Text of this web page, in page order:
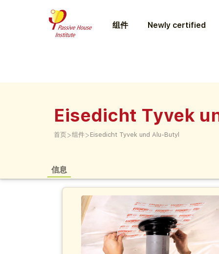
组件 Newly certified
Eisedicht Tyvek
首页>组件> Eisedicht Tyvek und Alu-Butyl
信息